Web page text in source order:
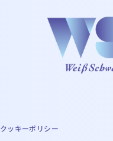
クッキーポリシー